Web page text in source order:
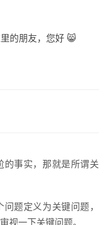
的朋友，您好 😸
的事实，那就是所谓关
题定义为关键问题，
视一下关键问题。